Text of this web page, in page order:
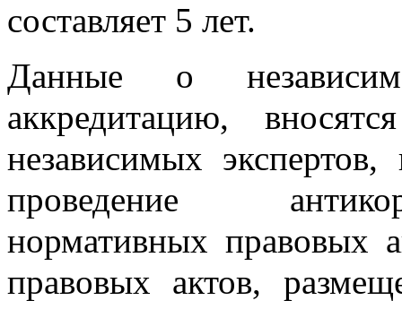
составляет 5 лет.
Данные о
аккредитацию,
независимых
проведение
нормативных правовых
правовых актов,